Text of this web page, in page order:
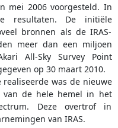
mei 2006 voorgesteld. In
resultaten. De initiële
bronnen als de IRAS-
meer dan een miljoen
All-Sky Survey Point
op 30 maart 2010.
was de nieuwe
van de hele hemel in het
Deze overtrof in
van IRAS.